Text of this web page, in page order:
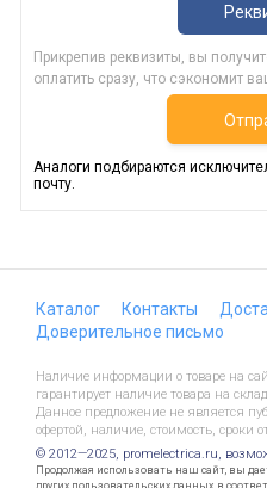
Прикрепив реквизиты, вы
оплатить сразу, что сэкономит
Аналоги подбираются
почту.
Каталог Контакты
Доверительное письмо
Наличие информации о товаре на
гарантирует наличие товара на
Данное предложение не является
офертой, наличие, стоимость, сроки
© 2012—2025, promelectrica.ru,
Продолжая использовать наш сайт, вы
других пользовательских данных, в